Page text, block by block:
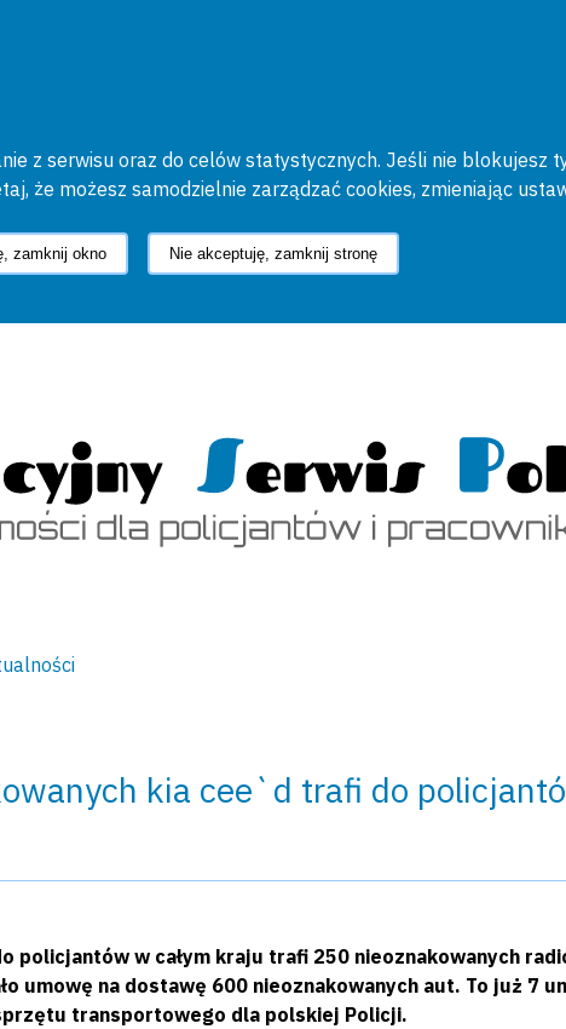
z serwisu oraz do celów statystycznych. Jeśli nie blokujesz
że możesz samodzielnie zarządzać cookies, zmieniając
zamknij okno Nie akceptuję, zamknij stronę
kia cee`d trafi do
policjantów w całym kraju trafi 250 nieoznakowanych
umowę na dostawę 600 nieoznakowanych aut. To już 7
transportowego dla polskiej Policji.